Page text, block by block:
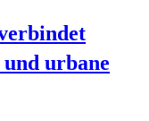
urbane